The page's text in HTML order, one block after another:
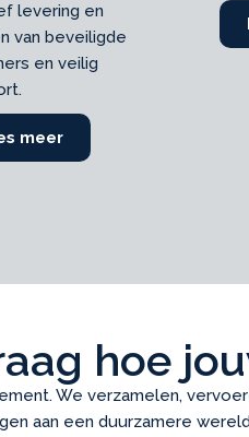
levering en
van beveiligde
en veilig
meerabout Papier en karton
hoe
We verzamelen,
aan een duurzamere